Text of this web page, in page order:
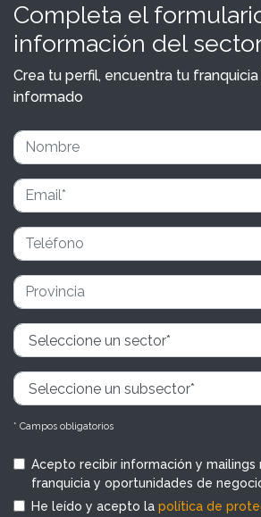
Completa el
información del
Crea tu perfil, encuentra tu
informado
* Campos obligatorios
Acepto recibir información y mailings
franquicia y oportunidades de
He leído y acepto la política de